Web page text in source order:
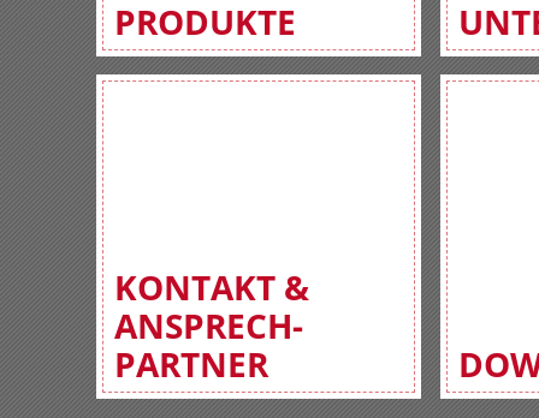
PRODUKTE
KONTAKT &
ANSPRECH-
PARTNER